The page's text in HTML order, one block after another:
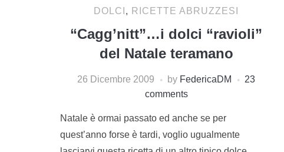
DOLCI , RICETTE ABRUZZESI
“Cagg’nitt”…i dolci “ravioli”
del Natale teramano
26 Dicembre 2009 by FedericaDM
23
comments
Natale è ormai passato ed anche se per
quest’anno forse è tardi, voglio ugualmente